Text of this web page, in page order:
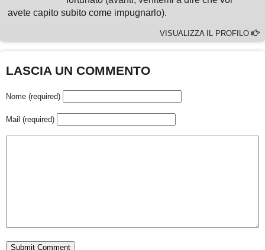
avete capito subito come impugnarlo).
VISUALIZZA IL PROFILO
LASCIA UN COMMENTO
Nome (required)
Mail (required)